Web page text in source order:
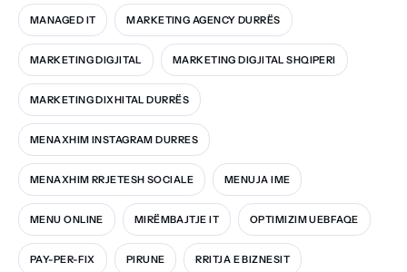
MANAGED IT MARKETING AGENCY DURRËS
MARKETING DIGJITAL MARKETING DIGJITAL SHQIPERI
MARKETING DIXHITAL DURRËS
MENAXHIM INSTAGRAM DURRES
MENAXHIM RRJETESH SOCIALE MENUJA IME
MENU ONLINE MIRËMBAJTJE IT OPTIMIZIM UEBFAQE
PAY-PER-FIX PIRUNE RRITJA E BIZNESIT